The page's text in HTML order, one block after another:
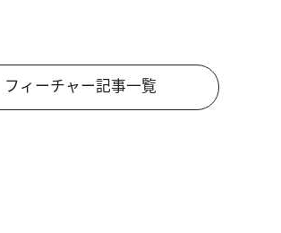
フィーチャー記事一覧